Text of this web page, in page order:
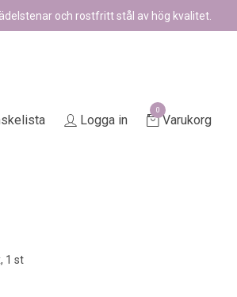
och rostfritt stål av hög kvalitet.
Logga in
0
Varukorg
1 st